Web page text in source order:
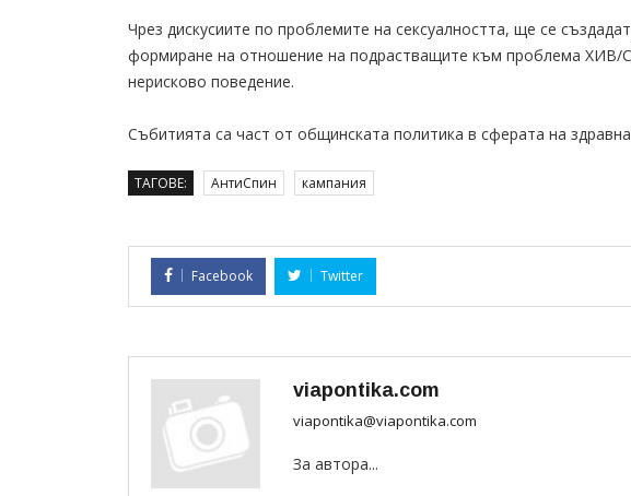
Чрез дискусиите по проблемите на сексуалността, ще се
формиране на отношение на подрастващите към проблема
нерисково поведение.
Събитията са част от общинската политика в сферата на
ТАГОВЕ: АнтиСпин кампания
Facebook Twitter
viapontika.com
viapontika@viapontika.com
За автора...